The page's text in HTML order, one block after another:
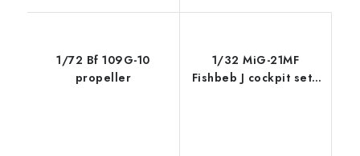
1/72 Bf 109G-10
propeller
1/32 MiG-21MF
Fishbeb J cockpit set -